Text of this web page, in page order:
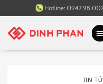
qua
nội
Hotline:
TIN